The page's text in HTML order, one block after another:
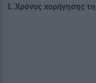
1. Χρόνος χορήγησης